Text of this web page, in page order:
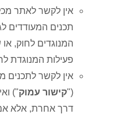
אין לקשר לאתר
תכנים המעודדים
המנוגדים לחוק,
פעילות המנוגדת
אין לקשר
("קישור עמוק")
דרך אחרת, אלא אם